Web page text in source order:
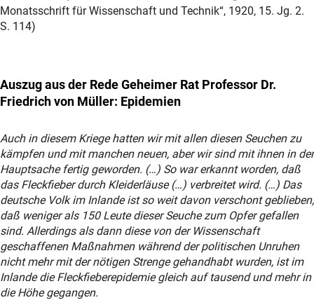
Monatsschrift für Wissenschaft und Technik“, 1920, 15. Jg. 2.
S. 114)
Auszug aus der Rede Geheimer Rat Professor Dr.
Friedrich von Müller: Epidemien
Auch in diesem Kriege hatten wir mit allen diesen Seuchen zu
kämpfen und mit manchen neuen, aber wir sind mit ihnen in der
Hauptsache fertig geworden. (…) So war erkannt worden, daß
das Fleckfieber durch Kleiderläuse (…) verbreitet wird. (…) Das
deutsche Volk im Inlande ist so weit davon verschont geblieben,
daß weniger als 150 Leute dieser Seuche zum Opfer gefallen
sind. Allerdings als dann diese von der Wissenschaft
geschaffenen Maßnahmen während der politischen Unruhen
nicht mehr mit der nötigen Strenge gehandhabt wurden, ist im
Inlande die Fleckfieberepidemie gleich auf tausend und mehr in
die Höhe gegangen.